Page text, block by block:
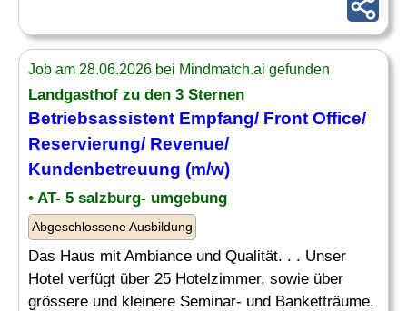
Job am 28.06.2026 bei Mindmatch.ai gefunden
Landgasthof zu den 3 Sternen
Betriebsassistent Empfang/ Front Office/
Reservierung/ Revenue/
Kundenbetreuung (m/w)
• AT- 5 salzburg- umgebung
Abgeschlossene Ausbildung
Das Haus mit Ambiance und Qualität. . . Unser
Hotel verfügt über 25 Hotelzimmer, sowie über
grössere und kleinere Seminar- und Banketträume.